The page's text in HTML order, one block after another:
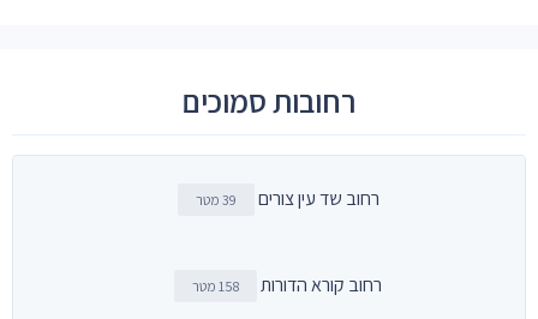
רחובות סמוכים
רחוב שד עין צורים 39 מטר
רחוב קורא הדורות 158 מטר